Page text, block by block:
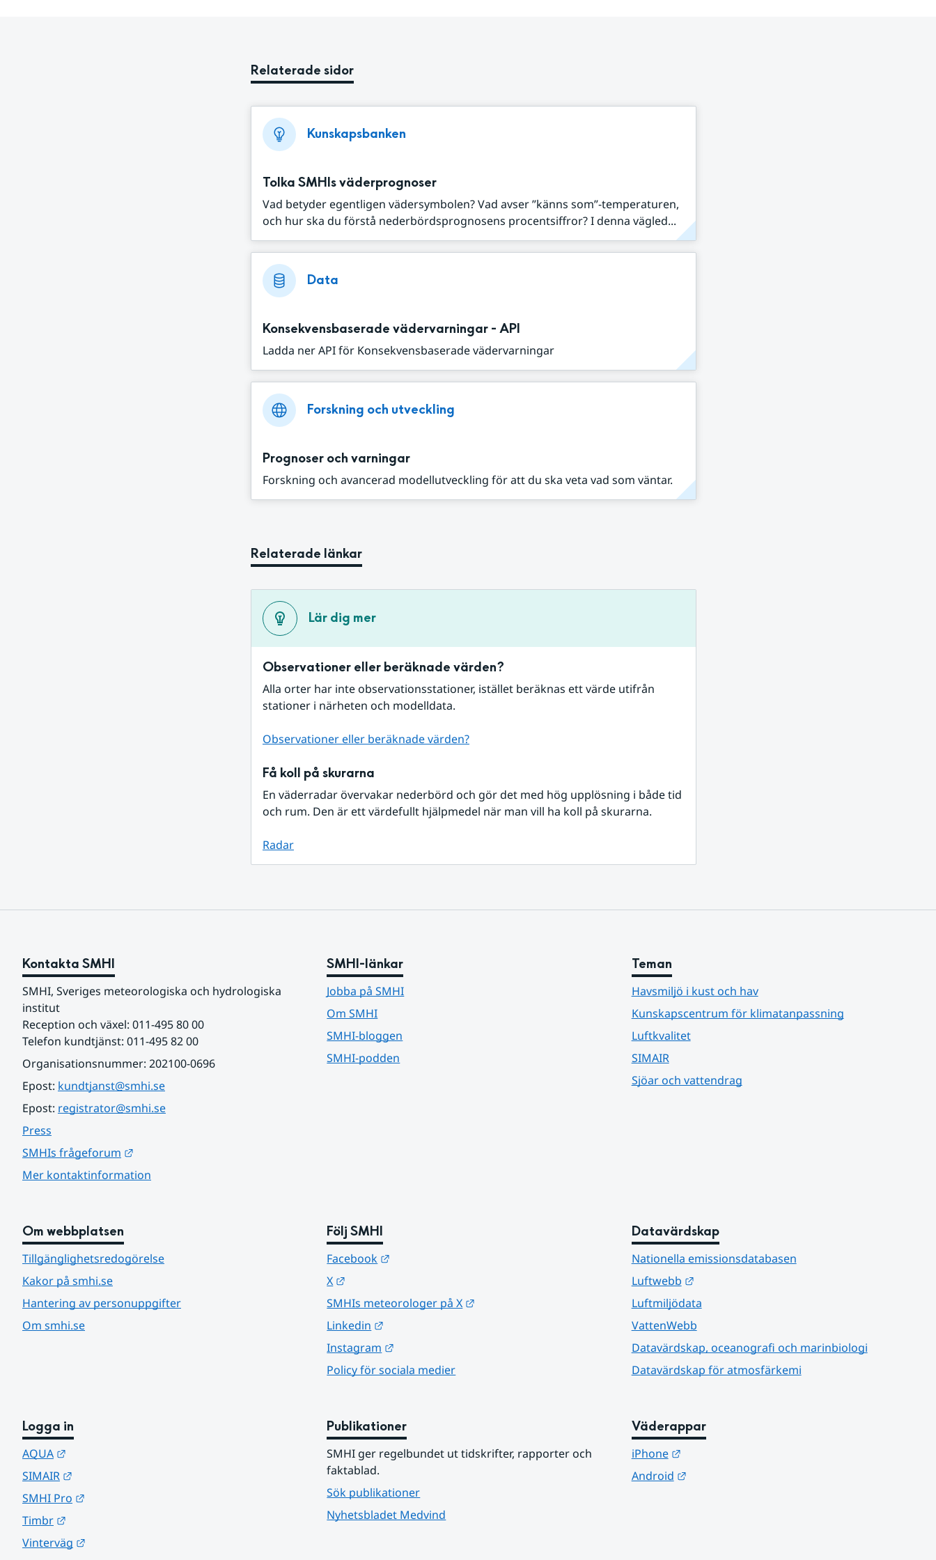
Relaterade sidor
Kunskapsbanken
Tolka SMHIs väderprognoser
Vad betyder egentligen vädersymbolen? Vad avser ”känns som”-temperaturen,
och hur ska du förstå nederbördsprognosens procentsiffror? I denna vägled...
Data
Konsekvensbaserade vädervarningar - API
Ladda ner API för Konsekvensbaserade vädervarningar
Forskning och utveckling
Prognoser och varningar
Forskning och avancerad modellutveckling för att du ska veta vad som väntar.
Relaterade länkar
Lär dig mer
Observationer eller beräknade värden?
Alla orter har inte observationsstationer, istället beräknas ett värde utifrån
stationer i närheten och modelldata.
Observationer eller beräknade värden?
Få koll på skurarna
En väderradar övervakar nederbörd och gör det med hög upplösning i både tid
och rum. Den är ett värdefullt hjälpmedel när man vill ha koll på skurarna.
Radar
Kontakta SMHI
SMHI, Sveriges meteorologiska och hydrologiska
institut
Reception och växel: 011-495 80 00
Telefon kundtjänst: 011-495 82 00
Organisationsnummer: 202100-0696
Epost: kundtjanst@smhi.se
Epost: registrator@smhi.se
Press
SMHIs frågeforum
Mer kontaktinformation
SMHI-länkar
Jobba på SMHI
Om SMHI
SMHI-bloggen
SMHI-podden
Teman
Havsmiljö i kust och hav
Kunskapscentrum för klimatanpassning
Luftkvalitet
SIMAIR
Sjöar och vattendrag
Om webbplatsen
Tillgänglighetsredogörelse
Kakor på smhi.se
Hantering av personuppgifter
Om smhi.se
Följ SMHI
Facebook
X
SMHIs meteorologer på X
Linkedin
Instagram
Policy för sociala medier
Datavärdskap
Nationella emissionsdatabasen
Luftwebb
Länk till annan webbplats.
Luftmiljödata
VattenWebb
Datavärdskap, oceanografi och marinbiologi
Datavärdskap för atmosfärkemi
Logga in
AQUA
SIMAIR
SMHI Pro
Timbr
Vinterväg
Publikationer
SMHI ger regelbundet ut tidskrifter, rapporter och
faktablad.
Sök publikationer
Nyhetsbladet Medvind
Väderappar
iPhone
Länk till annan webbplats.
Android
Länk till annan webbplats.